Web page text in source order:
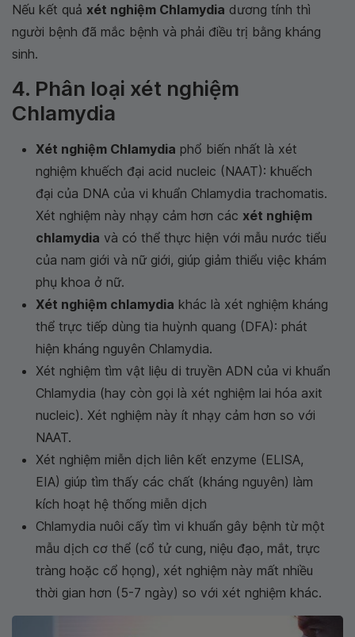
Nếu kết quả xét nghiệm Chlamydia dương tính thì
người bệnh đã mắc bệnh và phải điều trị bằng kháng
sinh.
4. Phân loại xét nghiệm
Chlamydia
Xét nghiệm Chlamydia phổ biến nhất là xét
nghiệm khuếch đại acid nucleic (NAAT): khuếch
đại của DNA của vi khuẩn Chlamydia trachomatis.
Xét nghiệm này nhạy cảm hơn các xét nghiệm
chlamydia và có thể thực hiện với mẫu nước tiểu
của nam giới và nữ giới, giúp giảm thiểu việc khám
phụ khoa ở nữ.
Xét nghiệm chlamydia khác là xét nghiệm kháng
thể trực tiếp dùng tia huỳnh quang (DFA): phát
hiện kháng nguyên Chlamydia.
Xét nghiệm tìm vật liệu di truyền ADN của vi khuẩn
Chlamydia (hay còn gọi là xét nghiệm lai hóa axit
nucleic). Xét nghiệm này ít nhạy cảm hơn so với
NAAT.
Xét nghiệm miễn dịch liên kết enzyme (ELISA,
EIA) giúp tìm thấy các chất (kháng nguyên) làm
kích hoạt hệ thống miễn dịch
Chlamydia nuôi cấy tìm vi khuẩn gây bệnh từ một
mẫu dịch cơ thể (cổ tử cung, niệu đạo, mắt, trực
tràng hoặc cổ họng), xét nghiệm này mất nhiều
thời gian hơn (5-7 ngày) so với xét nghiệm khác.